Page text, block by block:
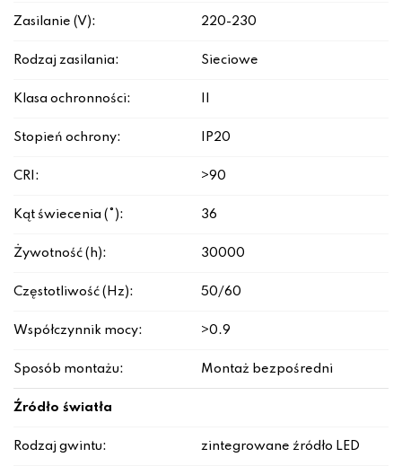
Zasilanie (V): 220-230
Rodzaj zasilania: Sieciowe
Klasa ochronności:
Stopień ochrony: IP20
CRI: >90
Kąt świecenia (°): 36
Żywotność (h): 30000
Częstotliwość (Hz): 50/60
Współczynnik mocy: >0.9
Sposób montażu: Montaż bezpośredni
Źródło światła
Rodzaj gwintu: zintegrowane źródło LED